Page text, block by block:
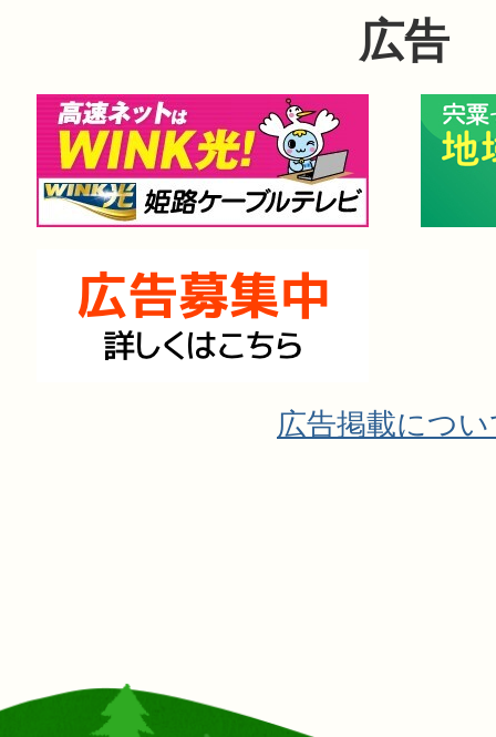
広告
広告掲載につ